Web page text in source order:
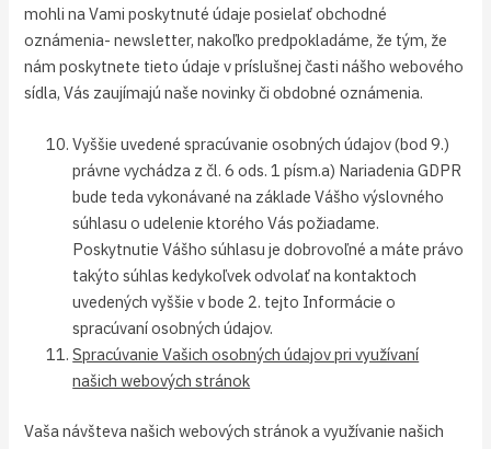
mohli na Vami poskytnuté údaje posielať obchodné
oznámenia- newsletter, nakoľko predpokladáme, že tým, že
nám poskytnete tieto údaje v príslušnej časti nášho webového
sídla, Vás zaujímajú naše novinky či obdobné oznámenia.
Vyššie uvedené spracúvanie osobných údajov (bod 9.)
právne vychádza z čl. 6 ods. 1 písm.a) Nariadenia GDPR
bude teda vykonávané na základe Vášho výslovného
súhlasu o udelenie ktorého Vás požiadame.
Poskytnutie Vášho súhlasu je dobrovoľné a máte právo
takýto súhlas kedykoľvek odvolať na kontaktoch
uvedených vyššie v bode 2. tejto Informácie o
spracúvaní osobných údajov.
Spracúvanie Vašich osobných údajov pri využívaní
našich webových stránok
Vaša návšteva našich webových stránok a využívanie našich